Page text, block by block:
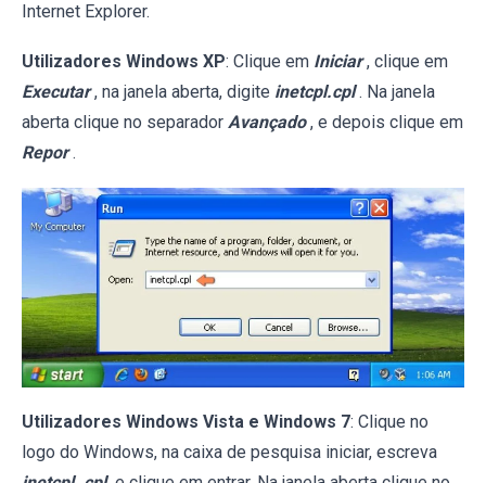
Internet Explorer.
Utilizadores Windows XP: Clique em Iniciar , clique em
Executar , na janela aberta, digite inetcpl.cpl . Na janela
aberta clique no separador Avançado , e depois clique em
Repor .
Utilizadores Windows Vista e Windows 7: Clique no
logo do Windows, na caixa de pesquisa iniciar, escreva